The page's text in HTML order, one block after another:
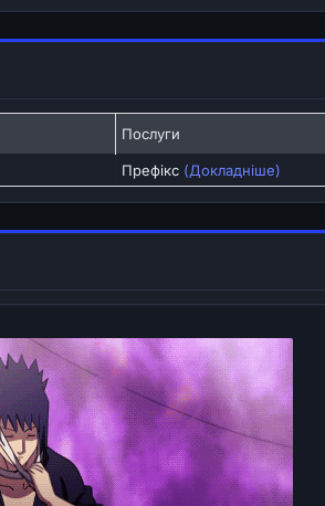
Послуги
Префікс (Докладніше)